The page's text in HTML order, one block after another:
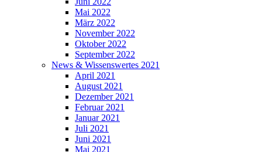
Mai 2022
März 2022
November 2022
Oktober 2022
September 2022
News & Wissenswertes 2021
April 2021
August 2021
Dezember 2021
Februar 2021
Januar 2021
Juli 2021
Juni 2021
Mai 2021